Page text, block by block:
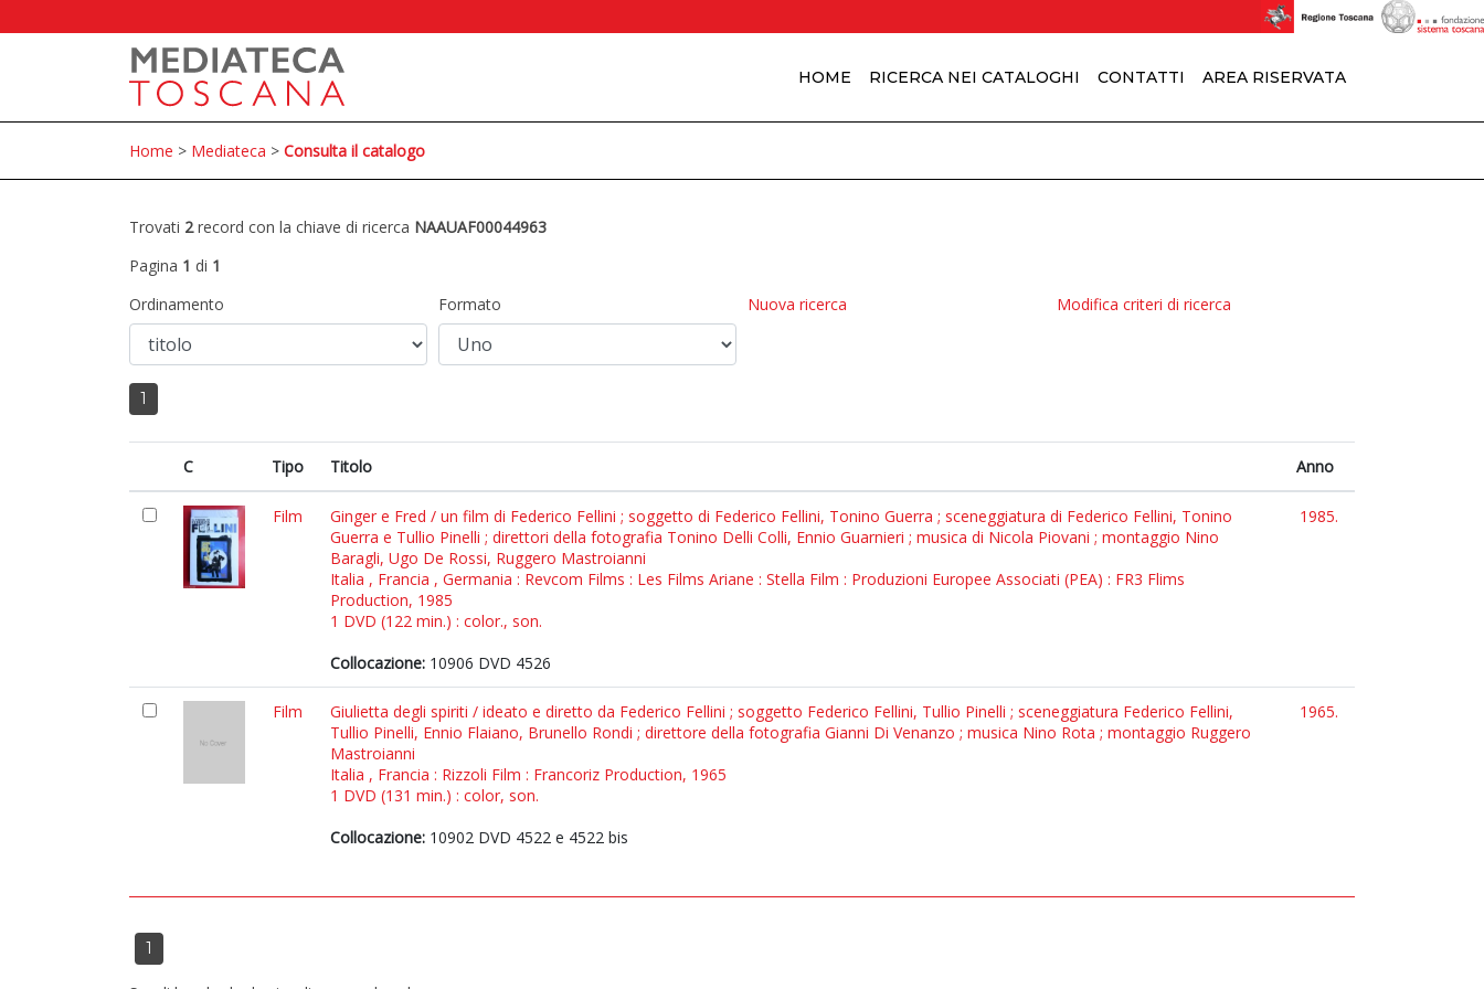
HOME RICERCA NEI CATALOGHI CONTATTI AREA RISERVATA
Home > Mediateca > Consulta il catalogo
Trovati 2record con la chiave di ricerca NAAUAF00044963
Pagina 1 di 1
Ordinamento
Formato Nuova ricerca Modifica criteri di ricerca
1
C Tipo Titolo Anno
Film
Ginger e Fred / un film di Federico Fellini ; soggetto di Federico Fellini, Tonino Guerra ; sceneggiatura di Federico Fellini, Tonino
Guerra e Tullio Pinelli ; direttori della fotografia Tonino Delli Colli, Ennio Guarnieri ; musica di Nicola Piovani ; montaggio Nino
Baragli, Ugo De Rossi, Ruggero Mastroianni
Italia , Francia , Germania : Revcom Films : Les Films Ariane : Stella Film : Produzioni Europee Associati (PEA) : FR3 Flims
Production, 1985
1 DVD (122 min.) : color., son.
Collocazione: 10906 DVD 4526
1985.
Film
Giulietta degli spiriti / ideato e diretto da Federico Fellini ; soggetto Federico Fellini, Tullio Pinelli ; sceneggiatura Federico Fellini,
Tullio Pinelli, Ennio Flaiano, Brunello Rondi ; direttore della fotografia Gianni Di Venanzo ; musica Nino Rota ; montaggio Ruggero
Mastroianni
Italia , Francia : Rizzoli Film : Francoriz Production, 1965
1 DVD (131 min.) : color, son.
Collocazione: 10902 DVD 4522 e 4522 bis
1965.
1